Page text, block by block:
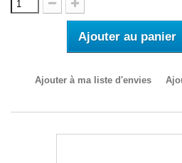
Ajouter au panier
Ajouter à ma liste d'envies